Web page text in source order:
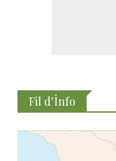
Fil d'İnfo